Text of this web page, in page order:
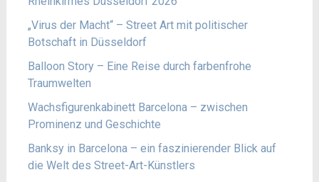
„Virus der Macht“ – Street Art mit politischer
Botschaft in Düsseldorf
Balloon Story – Eine Reise durch farbenfrohe
Traumwelten
Wachsfigurenkabinett Barcelona – zwischen
Prominenz und Geschichte
Banksy in Barcelona – ein faszinierender Blick auf
die Welt des Street-Art-Künstlers